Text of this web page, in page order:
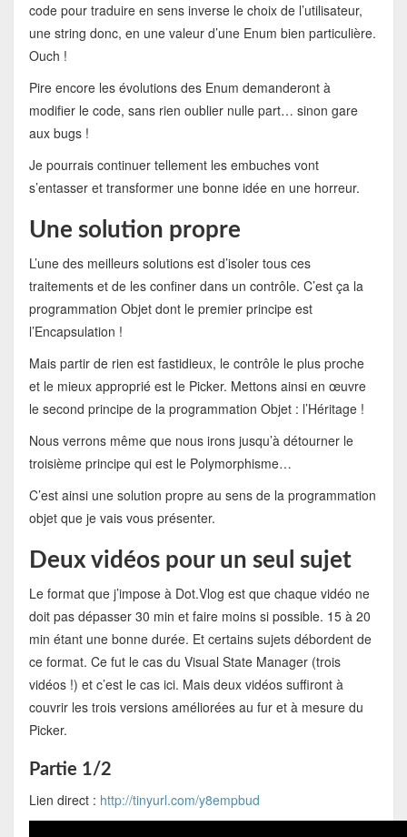
code pour traduire en sens inverse le choix de l’utilisateur,
une string donc, en une valeur d’une Enum bien particulière.
Ouch !
Pire encore les évolutions des Enum demanderont à
modifier le code, sans rien oublier nulle part… sinon gare
aux bugs !
Je pourrais continuer tellement les embuches vont
s’entasser et transformer une bonne idée en une horreur.
Une solution propre
L’une des meilleurs solutions est d’isoler tous ces
traitements et de les confiner dans un contrôle. C’est ça la
programmation Objet dont le premier principe est
l’Encapsulation !
Mais partir de rien est fastidieux, le contrôle le plus proche
et le mieux approprié est le Picker. Mettons ainsi en œuvre
le second principe de la programmation Objet : l’Héritage !
Nous verrons même que nous irons jusqu’à détourner le
troisième principe qui est le Polymorphisme…
C’est ainsi une solution propre au sens de la programmation
objet que je vais vous présenter.
Deux vidéos pour un seul sujet
Le format que j’impose à Dot.Vlog est que chaque vidéo ne
doit pas dépasser 30 min et faire moins si possible. 15 à 20
min étant une bonne durée. Et certains sujets débordent de
ce format. Ce fut le cas du Visual State Manager (trois
vidéos !) et c’est le cas ici. Mais deux vidéos suffiront à
couvrir les trois versions améliorées au fur et à mesure du
Picker.
Partie 1/2
Lien direct : http://tinyurl.com/y8empbud